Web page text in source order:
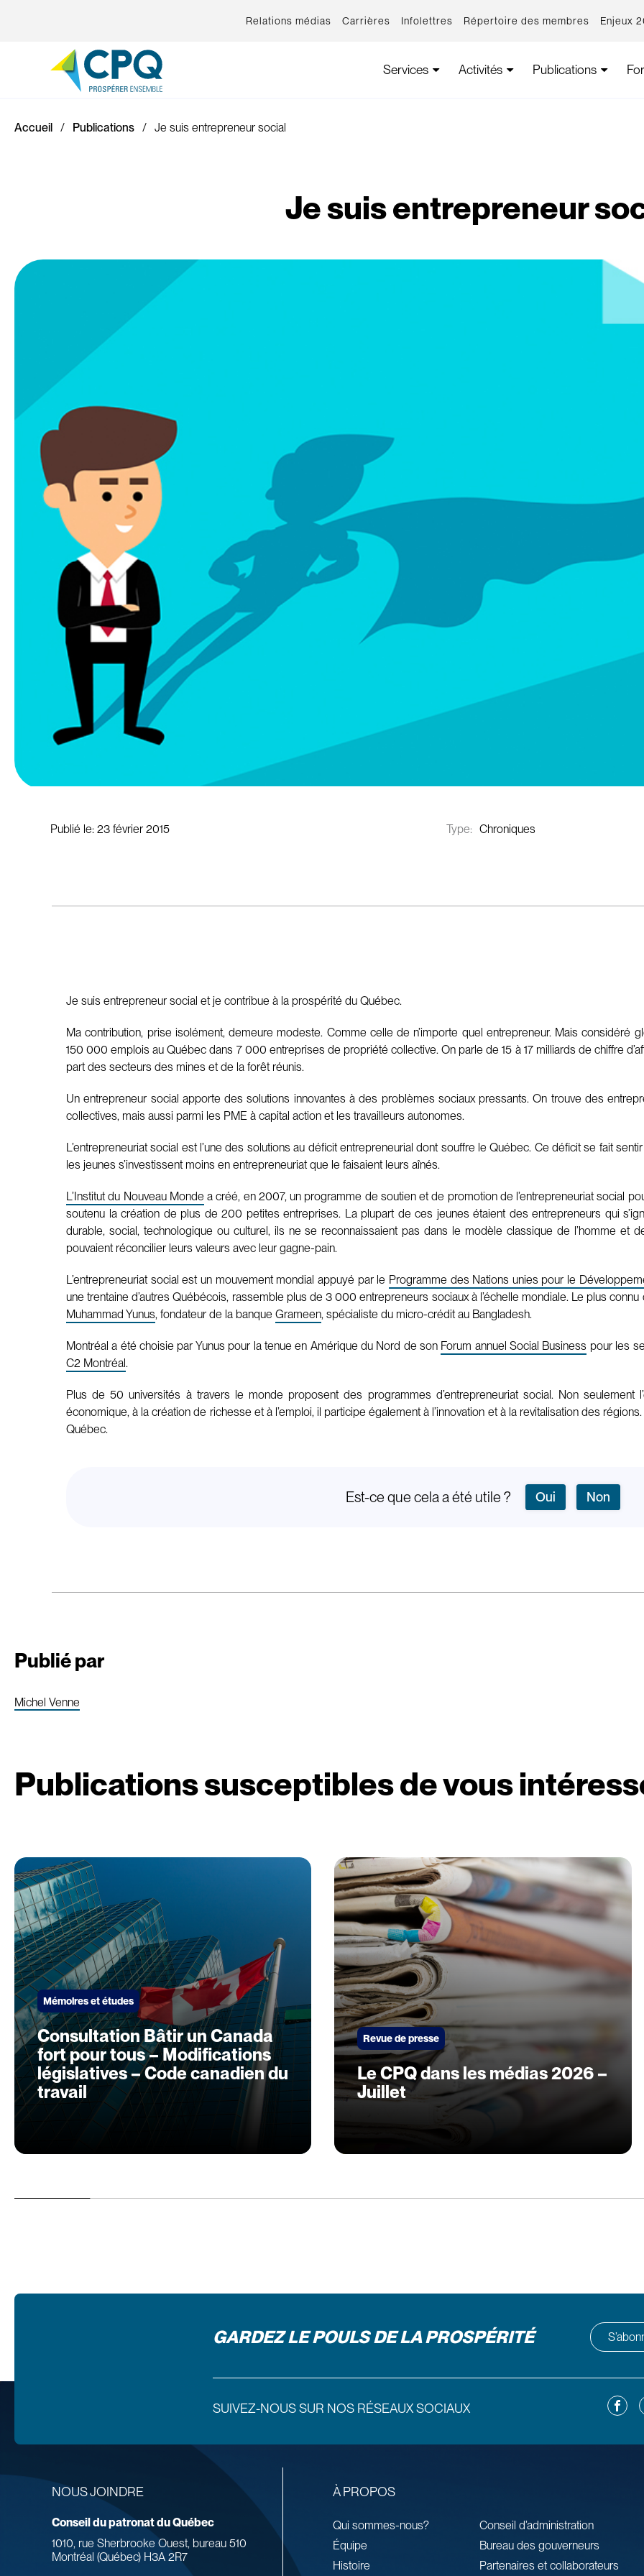
Relations médias Carrières Infolettres Répertoire des membres Enjeux
Services Activités Publications
Accueil Publications Je suis entrepreneur social
Je suis entrepreneur
Publié le: 23 février 2015 Type: Chroniques
Je suis entrepreneur social et je contribue à la prospérité du Québec.
Ma contribution, prise isolément, demeure modeste. Comme celle de n’importe quel entrepreneur. Mais considéré
150 000 emplois au Québec dans 7 000 entreprises de propriété collective. On parle de 15 à 17 milliards de chiffre
part des secteurs des mines et de la forêt réunis.
Un entrepreneur social apporte des solutions innovantes à des problèmes sociaux pressants. On trouve des
collectives, mais aussi parmi les PME à capital action et les travailleurs autonomes.
L’entrepreneuriat social est l’une des solutions au déficit entrepreneurial dont souffre le Québec. Ce déficit se fait
les jeunes s’investissent moins en entrepreneuriat que le faisaient leurs aînés.
L’Institut du Nouveau Monde a créé, en 2007, un programme de soutien et de promotion de l’entrepreneuriat social
soutenu la création de plus de 200 petites entreprises. La plupart de ces jeunes étaient des entrepreneurs qui
durable, social, technologique ou culturel, ils ne se reconnaissaient pas dans le modèle classique de l’homme et
pouvaient réconcilier leurs valeurs avec leur gagne-pain.
L’entrepreneuriat social est un mouvement mondial appuyé par le Programme des Nations unies pour le
une trentaine d’autres Québécois, rassemble plus de 3 000 entrepreneurs sociaux à l’échelle mondiale. Le plus
Muhammad Yunus, fondateur de la banque Grameen, spécialiste du micro-crédit au Bangladesh.
Montréal a été choisie par Yunus pour la tenue en Amérique du Nord de son Forum annuel Social Business pour les
C2 Montréal.
Plus de 50 universités à travers le monde proposent des programmes d’entrepreneuriat social. Non seulement
économique, à la création de richesse et à l’emploi, il participe également à l’innovation et à la revitalisation des
Québec.
Est-ce que cela a été utile ? Oui Non
Publié par
Michel Venne
Publications susceptibles de vous
Mémoires et études
Consultation Bâtir un Canada
fort pour tous – Modifications
législatives – Code canadien du
travail
Revue de presse
Le CPQ dans les médias 2026 –
Juillet
GARDEZ LE POULS DE LA PROSPÉRITÉ
SUIVEZ-NOUS SUR NOS RÉSEAUX SOCIAUX
NOUS JOINDRE
Conseil du patronat du Québec
1010, rue Sherbrooke Ouest, bureau 510
Montréal (Québec) H3A 2R7
À PROPOS
Qui sommes-nous?
Équipe
Histoire
Conseil d’administration
Bureau des gouverneurs
Partenaires et collaborateurs